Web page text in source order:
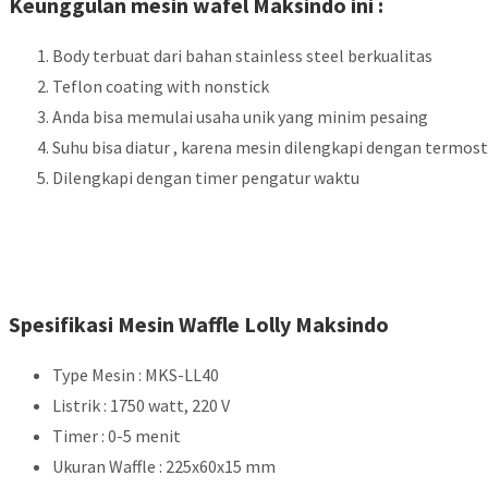
Body terbuat dari bahan stainless steel berkualitas
Teflon coating with nonstick
Anda bisa memulai usaha unik yang minim pesaing
Suhu bisa diatur , karena mesin dilengkapi dengan
Dilengkapi dengan timer pengatur waktu
Spesifikasi Mesin Waffle Lolly Maksindo
Type Mesin : MKS-LL40
Listrik : 1750 watt, 220 V
Timer : 0-5 menit
Ukuran Waffle : 225x60x15 mm